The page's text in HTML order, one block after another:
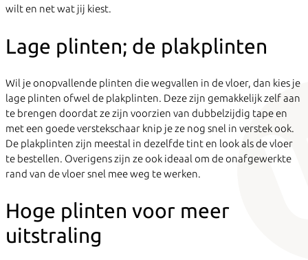
wilt en net wat jij kiest.
Lage plinten; de plakplinten
Wil je onopvallende plinten die wegvallen in de vloer, dan kies je
lage plinten ofwel de plakplinten. Deze zijn gemakkelijk zelf aan
te brengen doordat ze zijn voorzien van dubbelzijdig tape en
met een goede verstekschaar knip je ze nog snel in verstek ook.
De plakplinten zijn meestal in dezelfde tint en look als de vloer
te bestellen. Overigens zijn ze ook ideaal om de onafgewerkte
rand van de vloer snel mee weg te werken.
Hoge plinten voor meer
uitstraling